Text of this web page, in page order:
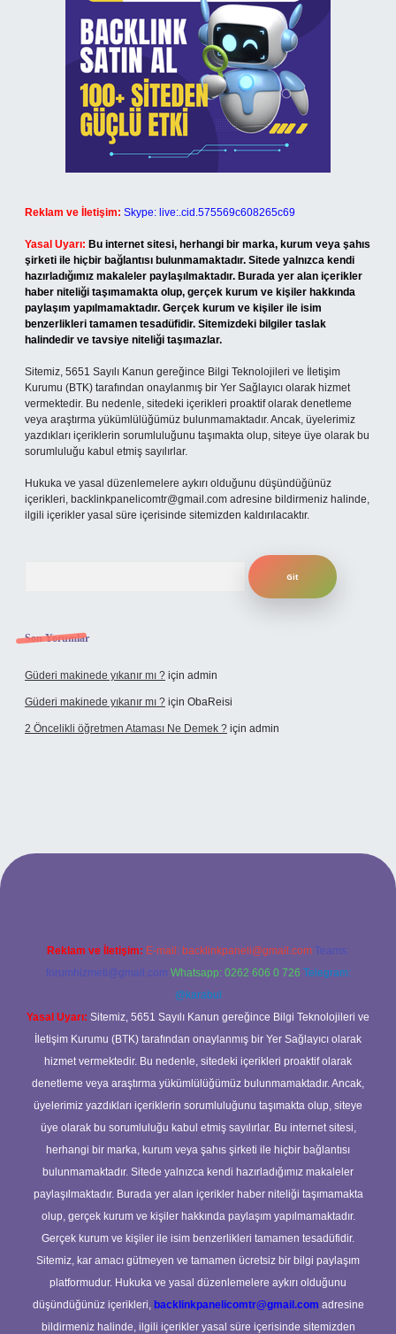
Reklam ve İletişim: Skype: live:.cid.575569c608265c69
Yasal Uyarı: Bu internet sitesi, herhangi bir marka, kurum veya şahıs
şirketi ile hiçbir bağlantısı bulunmamaktadır. Sitede yalnızca kendi
hazırladığımız makaleler paylaşılmaktadır. Burada yer alan içerikler
haber niteliği taşımamakta olup, gerçek kurum ve kişiler hakkında
paylaşım yapılmamaktadır. Gerçek kurum ve kişiler ile isim
benzerlikleri tamamen tesadüfidir. Sitemizdeki bilgiler taslak
halindedir ve tavsiye niteliği taşımazlar.
Sitemiz, 5651 Sayılı Kanun gereğince Bilgi Teknolojileri ve İletişim
Kurumu (BTK) tarafından onaylanmış bir Yer Sağlayıcı olarak hizmet
vermektedir. Bu nedenle, sitedeki içerikleri proaktif olarak denetleme
veya araştırma yükümlülüğümüz bulunmamaktadır. Ancak, üyelerimiz
yazdıkları içeriklerin sorumluluğunu taşımakta olup, siteye üye olarak bu
sorumluluğu kabul etmiş sayılırlar.
Hukuka ve yasal düzenlemelere aykırı olduğunu düşündüğünüz
içerikleri, backlinkpanelicomtr@gmail.com adresine bildirmeniz halinde,
ilgili içerikler yasal süre içerisinde sitemizden kaldırılacaktır.
Son Yorumlar
Güderi makinede yıkanır mı ? için admin
Güderi makinede yıkanır mı ? için ObaReisi
2 Öncelikli öğretmen Ataması Ne Demek ? için admin
Reklam ve İletişim: E-mail: backlinkpaneli@gmail.com Teams:
forumhizmeti@gmail.com Whatsapp: 0262 606 0 726 Telegram:
@karabul
Yasal Uyarı: Sitemiz, 5651 Sayılı Kanun gereğince Bilgi Teknolojileri ve
İletişim Kurumu (BTK) tarafından onaylanmış bir Yer Sağlayıcı olarak
hizmet vermektedir. Bu nedenle, sitedeki içerikleri proaktif olarak
denetleme veya araştırma yükümlülüğümüz bulunmamaktadır. Ancak,
üyelerimiz yazdıkları içeriklerin sorumluluğunu taşımakta olup, siteye
üye olarak bu sorumluluğu kabul etmiş sayılırlar. Bu internet sitesi,
herhangi bir marka, kurum veya şahıs şirketi ile hiçbir bağlantısı
bulunmamaktadır. Sitede yalnızca kendi hazırladığımız makaleler
paylaşılmaktadır. Burada yer alan içerikler haber niteliği taşımamakta
olup, gerçek kurum ve kişiler hakkında paylaşım yapılmamaktadır.
Gerçek kurum ve kişiler ile isim benzerlikleri tamamen tesadüfidir.
Sitemiz, kar amacı gütmeyen ve tamamen ücretsiz bir bilgi paylaşım
platformudur. Hukuka ve yasal düzenlemelere aykırı olduğunu
düşündüğünüz içerikleri, backlinkpanelicomtr@gmail.com adresine
bildirmeniz halinde, ilgili içerikler yasal süre içerisinde sitemizden